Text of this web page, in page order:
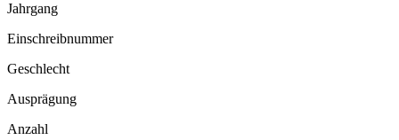
Jahrgang
Einschreibnummer
Geschlecht
Ausprägung
Anzahl